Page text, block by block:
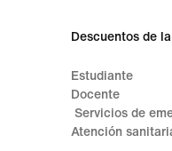
Descuentos de
Estudiante
Docente
Servicios de
Atención